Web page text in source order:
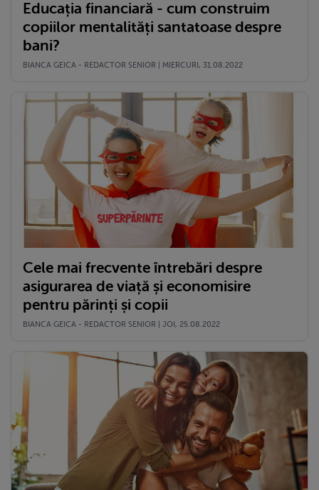
Educația financiară - cum construim
copiilor mentalități santatoase despre
bani?
BIANCA GEICA - REDACTOR SENIOR | MIERCURI, 31.08.2022
Cele mai frecvente întrebări despre
asigurarea de viață și economisire
pentru părinți și copii
BIANCA GEICA - REDACTOR SENIOR | JOI, 25.08.2022